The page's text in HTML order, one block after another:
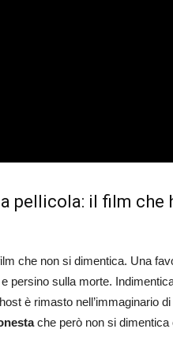
pellicola: il film che
che non si dimentica. Una
persino sulla morte.
è rimasto nell’immaginario
che però non si dimentica